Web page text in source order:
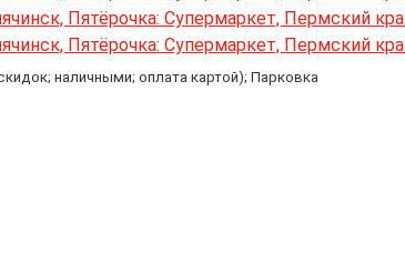
наличными; оплата картой); Парковка